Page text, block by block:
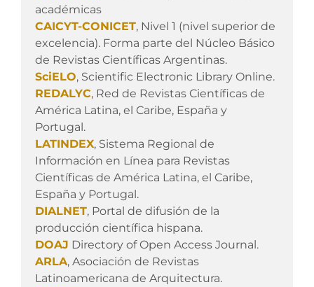
académicas
CAICYT-CONICET, Nivel 1 (nivel superior de
excelencia). Forma parte del Núcleo Básico
de Revistas Científicas Argentinas.
SciELO, Scientific Electronic Library Online.
REDALYC, Red de Revistas Científicas de
América Latina, el Caribe, España y
Portugal.
LATINDEX, Sistema Regional de
Información en Línea para Revistas
Científicas de América Latina, el Caribe,
España y Portugal.
DIALNET, Portal de difusión de la
producción científica hispana.
DOAJ Directory of Open Access Journal.
ARLA, Asociación de Revistas
Latinoamericana de Arquitectura.